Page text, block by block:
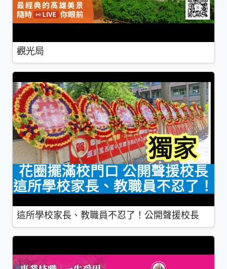
觀光局
這所學校家長、教職員不忍了！公開聲援校長